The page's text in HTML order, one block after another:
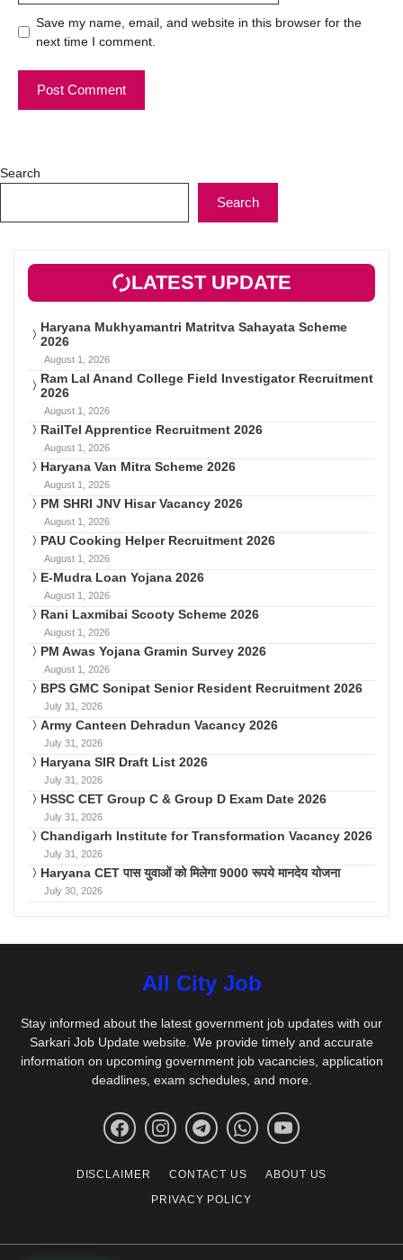
Save my name, email, and website in this browser for the
next time I comment.
Search
Search
LATEST UPDATE
Haryana Mukhyamantri Matritva Sahayata Scheme
2026
August 1, 2026
Ram Lal Anand College Field Investigator Recruitment
2026
August 1, 2026
RailTel Apprentice Recruitment 2026
August 1, 2026
Haryana Van Mitra Scheme 2026
August 1, 2026
PM SHRI JNV Hisar Vacancy 2026
August 1, 2026
PAU Cooking Helper Recruitment 2026
August 1, 2026
E-Mudra Loan Yojana 2026
August 1, 2026
Rani Laxmibai Scooty Scheme 2026
August 1, 2026
PM Awas Yojana Gramin Survey 2026
August 1, 2026
BPS GMC Sonipat Senior Resident Recruitment 2026
July 31, 2026
Army Canteen Dehradun Vacancy 2026
July 31, 2026
Haryana SIR Draft List 2026
July 31, 2026
HSSC CET Group C & Group D Exam Date 2026
July 31, 2026
Chandigarh Institute for Transformation Vacancy 2026
July 31, 2026
Haryana CET पास युवाओं को मिलेगा 9000 रूपये मानदेय योजना
July 30, 2026
All City Job
Stay informed about the latest government job updates with our
Sarkari Job Update website. We provide timely and accurate
information on upcoming government job vacancies, application
deadlines, exam schedules, and more.
DISCLAIMER CONTACT US
ABOUT US
PRIVACY POLICY